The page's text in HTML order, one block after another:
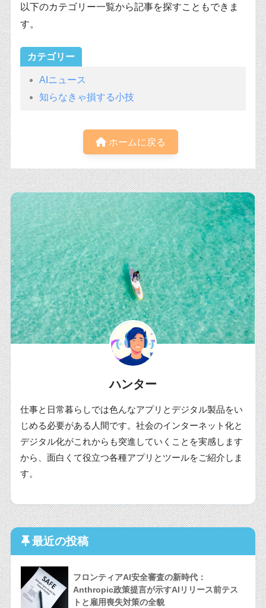
以下のカテゴリー一覧から記事を探すこともできま
す。
カテゴリー
AIニュース
知らなきゃ損する小技
ホームに戻る
ハンター
仕事と日常暮らしでは色んなアプリとデジタル製品をい
じめる必要がある人間です。社会のインターネット化と
デジタル化がこれからも突進していくことを実感します
から、面白くて役立つ各種アプリとツールをご紹介しま
す。
最近の投稿
フロンティアAI安全審査の新時代：
Anthropic政策提言が示すAIリリース前テス
トと雇用喪失対策の全貌